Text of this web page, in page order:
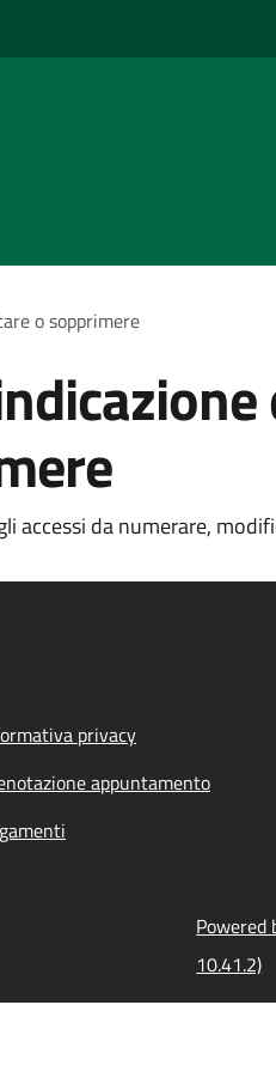
o sopprimere
da numerare,
privacy
appuntamento
Powered
10.41.2)